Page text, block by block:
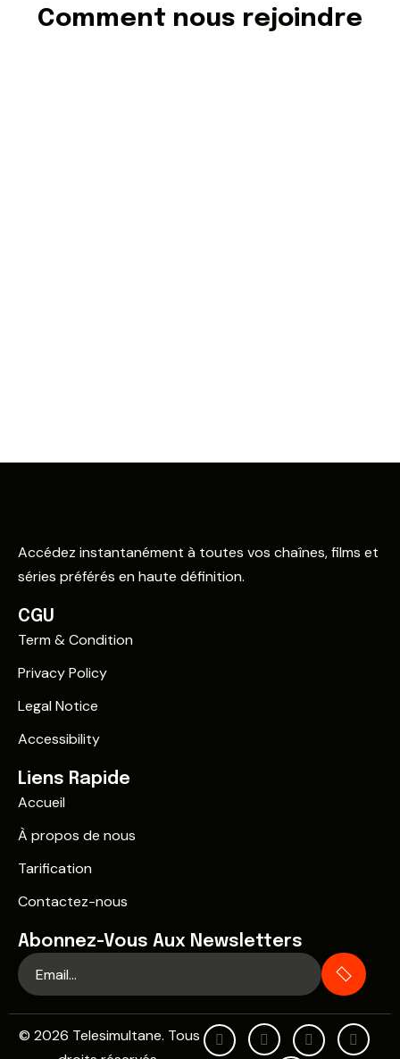
Comment nous rejoindre
Accédez instantanément à toutes vos chaînes, films et
séries préférés en haute définition.
CGU
Term & Condition
Privacy Policy
Legal Notice
Accessibility
Liens Rapide
Accueil
À propos de nous
Tarification
Contactez-nous
Abonnez-Vous Aux Newsletters
© 2026 Telesimultane. Tous